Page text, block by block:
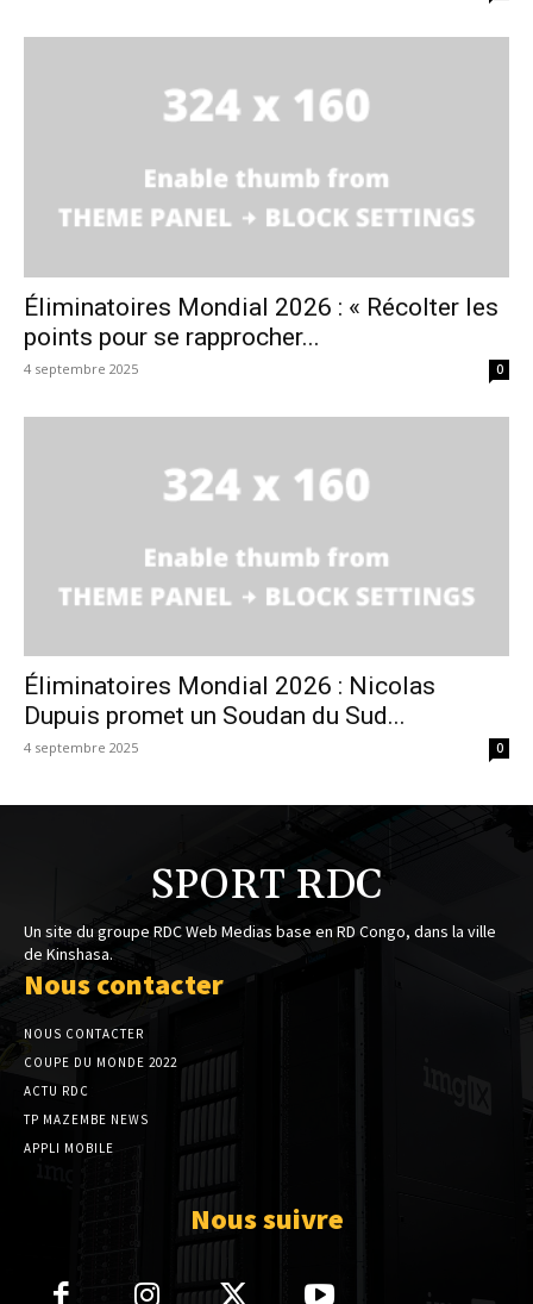
Éliminatoires Mondial 2026 : « Récolter les
points pour se rapprocher...
4 septembre 2025 0
Éliminatoires Mondial 2026 : Nicolas
Dupuis promet un Soudan du Sud...
4 septembre 2025 0
SPORT RDC
Un site du groupe RDC Web Medias base en RD Congo, dans la ville
de Kinshasa.
Nous contacter
NOUS CONTACTER
COUPE DU MONDE 2022
ACTU RDC
TP MAZEMBE NEWS
APPLI MOBILE
Nous suivre